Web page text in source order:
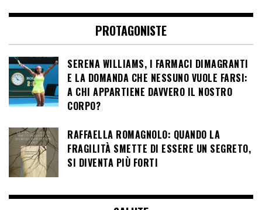
PROTAGONISTE
SERENA WILLIAMS, I FARMACI DIMAGRANTI
E LA DOMANDA CHE NESSUNO VUOLE FARSI:
A CHI APPARTIENE DAVVERO IL NOSTRO
CORPO?
RAFFAELLA ROMAGNOLO: QUANDO LA
FRAGILITÀ SMETTE DI ESSERE UN SEGRETO,
SI DIVENTA PIÙ FORTI